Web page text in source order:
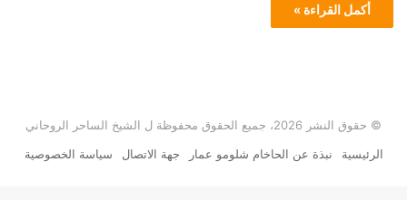
أكمل القراءة »
© حقوق النشر 2026، جميع الحقوق محفوظة ل الشيخ الساحر الروحاني
الرئيسية
نبذة عن الحاخام شلومو عمار جهة الاتصال سياسة الخصوصية